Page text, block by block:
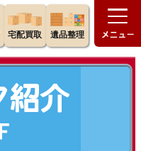
宅配買取 遺品整理